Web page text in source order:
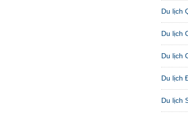
Du lịch
Du lịch
Du lịch
Du lịch
Du lịch